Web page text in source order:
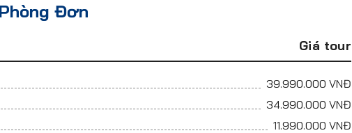
Đơn
Giá tour
39.990.000 VNĐ
34.990.000 VNĐ
11.990.000 VNĐ